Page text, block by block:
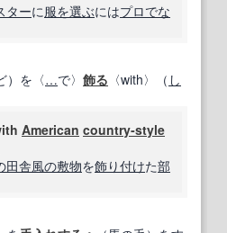
ターに服を選ぶにはプロでな
）を〈…で〉 飾る 〈with〉（ し
American country‐style
田舎風の敷物を飾り付けた部